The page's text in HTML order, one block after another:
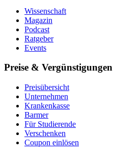
Wissenschaft
Magazin
Podcast
Ratgeber
Events
Preise & Vergünstigungen
Preisübersicht
Unternehmen
Krankenkasse
Barmer
Für Studierende
Ver­schen­ken
Coupon einlösen